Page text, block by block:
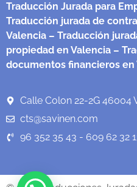
Traducción Jurada para
Traducción jurada de
Valencia – Traducción
propiedad en Valencia –
documentos financieros en
Calle Colon 22-2G 46004
cts@savinen.com
96 352 35 43 - 609 62 32